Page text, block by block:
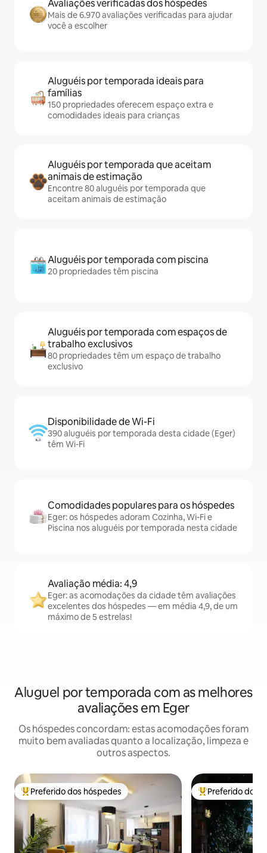
Avaliações verificadas dos hóspedes
Mais de 6.970 avaliações verificadas para ajudar
você a escolher
Aluguéis por temporada ideais para
famílias
150 propriedades oferecem espaço extra e
comodidades ideais para crianças
Aluguéis por temporada que aceitam
animais de estimação
Encontre 80 aluguéis por temporada que
aceitam animais de estimação
Aluguéis por temporada com piscina
20 propriedades têm piscina
Aluguéis por temporada com espaços de
trabalho exclusivos
80 propriedades têm um espaço de trabalho
exclusivo
Disponibilidade de Wi-Fi
390 aluguéis por temporada desta cidade (Eger)
têm Wi-Fi
Comodidades populares para os hóspedes
Eger: os hóspedes adoram Cozinha, Wi-Fi e
Piscina nos aluguéis por temporada nesta cidade
Avaliação média: 4,9
Eger: as acomodações da cidade têm avaliações
excelentes dos hóspedes — em média 4,9, de um
máximo de 5 estrelas!
Aluguel por temporada com as melhores
avaliações em Eger
Os hóspedes concordam: estas acomodações foram
muito bem avaliadas quanto a localização, limpeza e
outros aspectos.
Entre os melhores preferidos dos hóspedes
Preferido dos hóspedes Entre os
Preferido dos